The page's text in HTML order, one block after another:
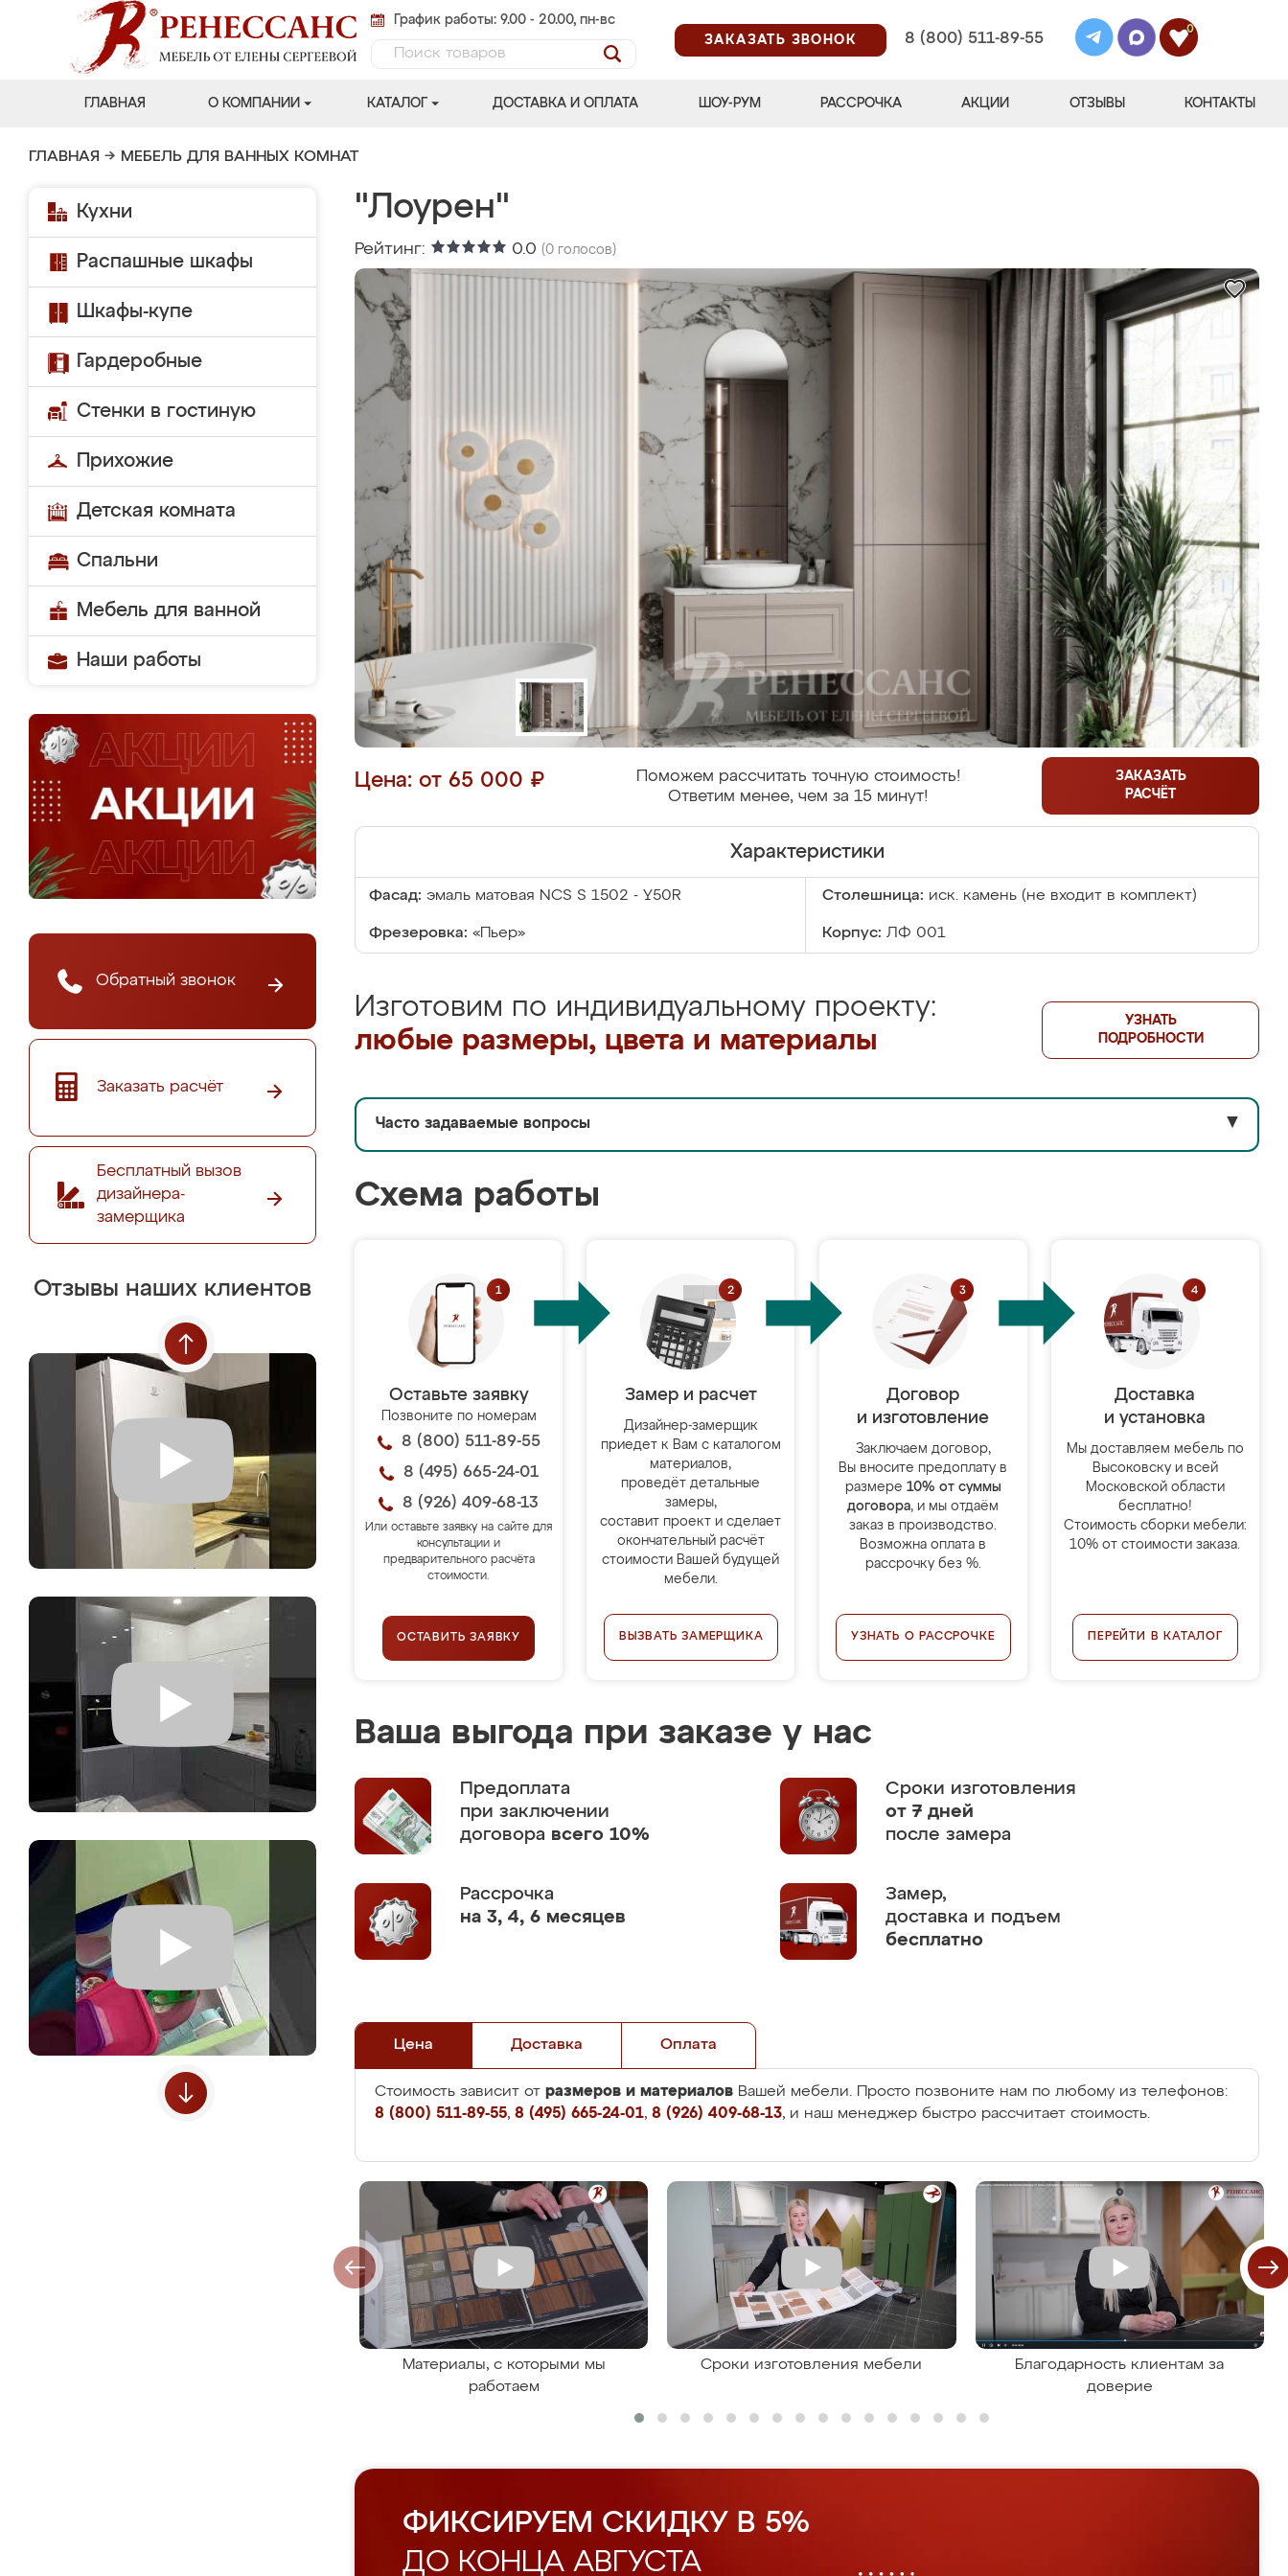
График работы: 9.00 - 20.00, пн-вс
ЗАКАЗАТЬ ЗВОНОК
8 (800) 511-89-55
0
ГЛАВНАЯ О КОМПАНИИ КАТАЛОГ ДОСТАВКА И ОПЛАТА ШОУ-РУМ РАССРОЧКА АКЦИИ ОТЗЫВЫ КОНТАКТЫ
ГЛАВНАЯ → МЕБЕЛЬ ДЛЯ ВАННЫХ КОМНАТ
Кухни
Распашные шкафы
Шкафы-купе
Гардеробные
Стенки в гостиную
Прихожие
Детская комната
Спальни
Мебель для ванной
Наши работы
Обратный звонок
Заказать расчёт
Бесплатный вызов
дизайнера-
замерщика
Отзывы наших клиентов
"Лоурен"
Рейтинг: 0.0 (0 голосов)
Цена: от 65 000 ₽
Поможем рассчитать точную стоимость!
Ответим менее, чем за 15 минут!
ЗАКАЗАТЬ
РАСЧЁТ
Характеристики
Фасад: эмаль матовая NCS S 1502 - Y50R Столешница: иск. камень (не входит в комплект)
Фрезеровка: «Пьер» Корпус: ЛФ 001
Изготовим по индивидуальному проекту:
любые размеры, цвета и материалы
УЗНАТЬ
ПОДРОБНОСТИ
Часто задаваемые вопросы ▼
Схема работы
Оставьте заявку
Позвоните по номерам
8 (800) 511-89-55
8 (495) 665-24-01
8 (926) 409-68-13
Или оставьте заявку на сайте для
консультации и
предварительного расчёта
стоимости.
ОСТАВИТЬ ЗАЯВКУ
Замер и расчет
Дизайнер-замерщик
приедет к Вам с каталогом
материалов,
проведёт детальные
замеры,
составит проект и сделает
окончательный расчёт
стоимости Вашей будущей
мебели.
ВЫЗВАТЬ ЗАМЕРЩИКА
Договор
и изготовление
Заключаем договор,
Вы вносите предоплату в
размере 10% от суммы
договора, и мы отдаём
заказ в производство.
Возможна оплата в
рассрочку без %.
УЗНАТЬ О РАССРОЧКЕ
Доставка
и установка
Мы доставляем мебель по
Высоковску и всей
Московской области
бесплатно!
Стоимость сборки мебели:
10% от стоимости заказа.
ПЕРЕЙТИ В КАТАЛОГ
Ваша выгода при заказе у нас
Предоплата
при заключении
договора всего 10%
Сроки изготовления
от 7 дней
после замера
Рассрочка
на 3, 4, 6 месяцев
Замер,
доставка и подъем
бесплатно
Цена Доставка Оплата
Стоимость зависит от размеров и материалов Вашей мебели. Просто позвоните нам по любому из телефонов:
8 (800) 511-89-55, 8 (495) 665-24-01, 8 (926) 409-68-13, и наш менеджер быстро рассчитает стоимость.
Материалы, с которыми мы
работаем
Сроки изготовления мебели
Благодарность клиентам за
доверие
ФИКСИРУЕМ СКИДКУ В 5%
ДО КОНЦА АВГУСТА